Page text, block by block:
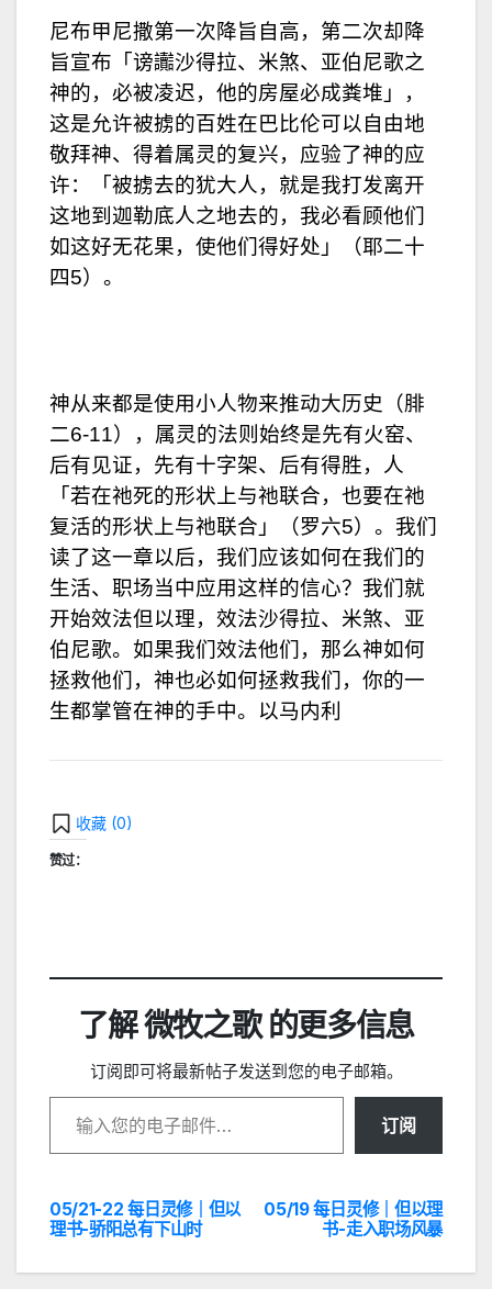
尼布甲尼撒第一次降旨自高，第二次却降
旨宣布「谤讟沙得拉、米煞、亚伯尼歌之
神的，必被凌迟，他的房屋必成粪堆」，
这是允许被掳的百姓在巴比伦可以自由地
敬拜神、得着属灵的复兴，应验了神的应
许：「被掳去的犹大人，就是我打发离开
这地到迦勒底人之地去的，我必看顾他们
如这好无花果，使他们得好处」（耶二十
四5）。
神从来都是使用小人物来推动大历史（腓
二6-11），属灵的法则始终是先有火窑、
后有见证，先有十字架、后有得胜，人
「若在祂死的形状上与祂联合，也要在祂
复活的形状上与祂联合」（罗六5）。我们
读了这一章以后，我们应该如何在我们的
生活、职场当中应用这样的信心？我们就
开始效法但以理，效法沙得拉、米煞、亚
伯尼歌。如果我们效法他们，那么神如何
拯救他们，神也必如何拯救我们，你的一
生都掌管在神的手中。以马内利
收藏 (0)
赞过：
了解 微牧之歌 的更多信息
订阅即可将最新帖子发送到您的电子邮箱。
输入您的电子邮件…
订阅
文
章
05/19 每日灵修｜但以理
书-走入职场风暴
05/21-22 每日灵修｜但以
理书-骄阳总有下山时